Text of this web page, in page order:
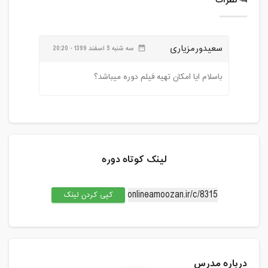
سعیدورمزیاری date_range سه شنبه 5 اسفند 1399 - 20:20
باسلام ایا امکان تهیه فیلم دوره میباشد؟
لینک کوتاه دوره
کپی کردن لینک
درباره مدرس